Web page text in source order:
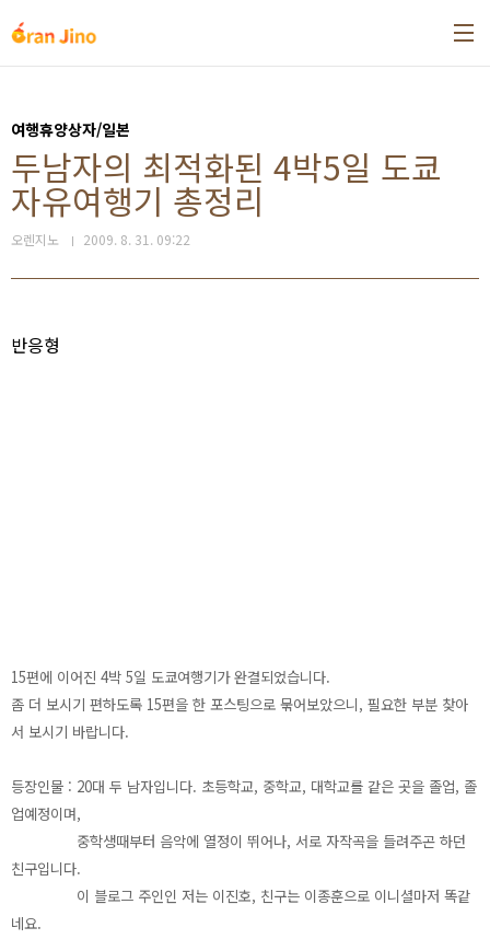
여행휴양상자/일본
두남자의 최적화된 4박5일 도쿄
자유여행기 총정리
오렌지노 2009. 8. 31. 09:22
반응형
15편에 이어진 4박 5일 도쿄여행기가 완결되었습니다.
좀 더 보시기 편하도록 15편을 한 포스팅으로 묶어보았으니, 필요한 부분 찾아
서 보시기 바랍니다.
등장인물 : 20대 두 남자입니다. 초등학교, 중학교, 대학교를 같은 곳을 졸업, 졸
업예정이며,
중학생때부터 음악에 열정이 뛰어나, 서로 자작곡을 들려주곤 하던
친구입니다.
이 블로그 주인인 저는 이진호, 친구는 이종훈으로 이니셜마저 똑같
네요.